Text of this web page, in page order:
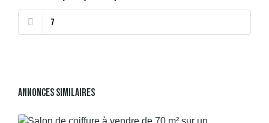
Annonces Similaires